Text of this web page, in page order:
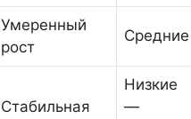
Умеренный
рост
Средние
Стабильная
Низкие
—